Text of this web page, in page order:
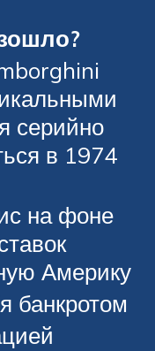
серийно
в 1974
на фоне
Америку
банкротом